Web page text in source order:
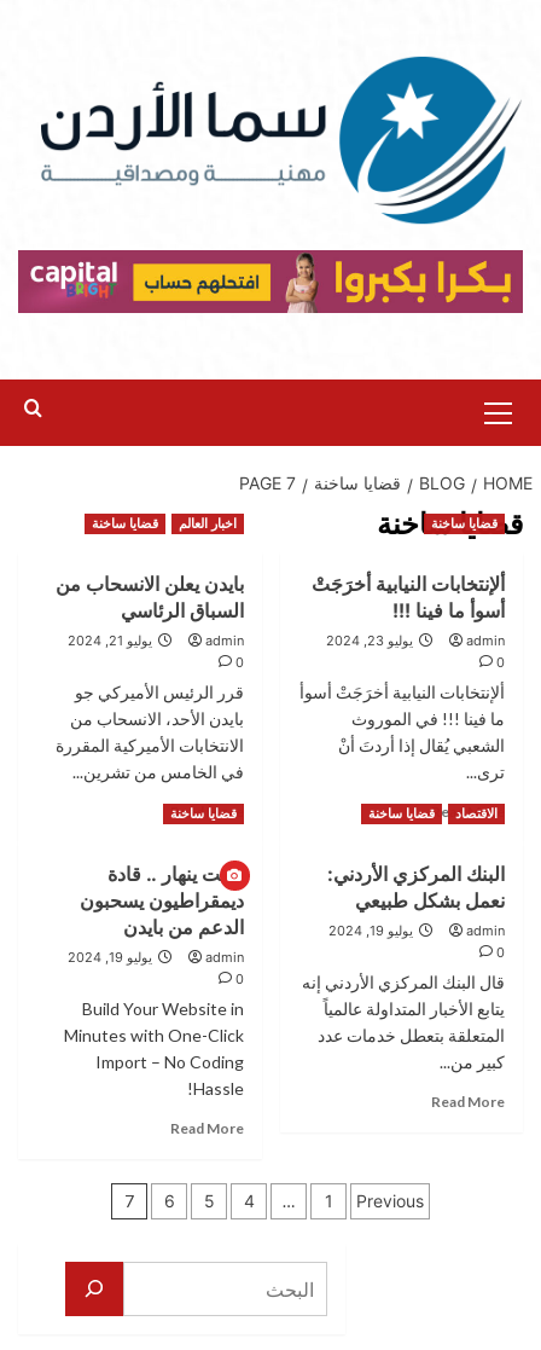
content
Menu
HOME
BLOG قضايا ساخنة PAGE 7
قضايا ساخنة
قضايا ساخنة
ألإنتخابات النيابية أخرَجَتْ
أسوأ ما فينا !!!
admin
يوليو 23, 2024
0
ألإنتخابات النيابية أخرَجَتْ أسوأ
ما فينا !!! في الموروث
الشعبي يُقال إذا أردتَ أنْ
ترى...
Read More
Read
ألإنتخابات
النيابية
أخرَجَتْ
فينا
!!!
اخبار العالم قضايا ساخنة
بايدن يعلن الانسحاب من
السباق الرئاسي
admin
يوليو 21, 2024
0
قرر الرئيس الأميركي جو
بايدن الأحد، الانسحاب من
الانتخابات الأميركية المقررة
في الخامس من تشرين...
Read More
Read
بايدن
يعلن
الانسحاب
السباق
الاقتصاد قضايا ساخنة
البنك المركزي الأردني:
نعمل بشكل طبيعي
admin
يوليو 19, 2024
0
قال البنك المركزي الأردني إنه
يتابع الأخبار المتداولة عالمياً
المتعلقة بتعطل خدمات عدد
كبير من...
Read More
المركزي
الأردني:
قضايا ساخنة
البيت ينهار .. قادة
ديمقراطيون يسحبون
الدعم من بايدن
admin
يوليو 19, 2024
0
Build Your Website in
Minutes with One-Click
Import – No Coding
Hassle!
Read More
البيت
ينهار
قادة
ديمقراطيون
تعدد
المقالات
Previous
1
…
4
5
6
7
البحث